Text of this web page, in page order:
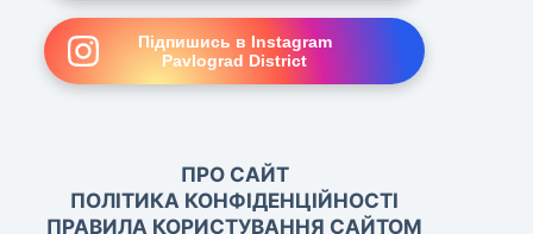
Підпишись в Instagram
Pavlograd District
ПРО САЙТ
ПОЛІТИКА КОНФІДЕНЦІЙНОСТІ
ПРАВИЛА КОРИСТУВАННЯ САЙТОМ